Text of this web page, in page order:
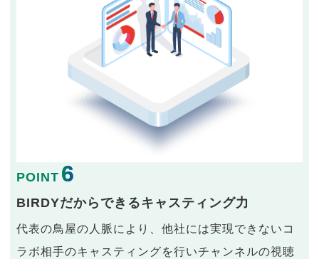
POINT 6
BIRDYだからできるキャスティング力
代表の鳥屋の人脈により、他社には実現できないコ
ラボ相手のキャスティングを行いチャンネルの視聴